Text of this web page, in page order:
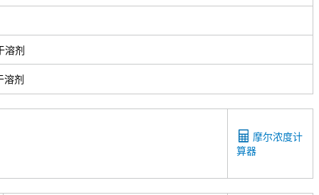
溶剂
溶剂
摩尔浓度计
算器